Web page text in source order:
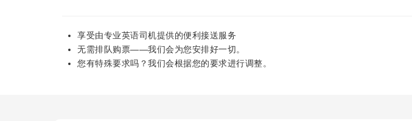
享受由专业英语司机提供的便利接送服务
无需排队购票——我们会为您安排好一切。
您有特殊要求吗？我们会根据您的要求进行调整。